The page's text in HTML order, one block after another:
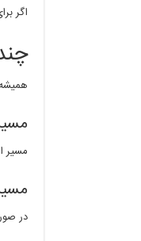
اگر
مسیر
در